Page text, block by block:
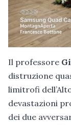
Il professore
distruzione
limitrofi
devastazioni
dei due